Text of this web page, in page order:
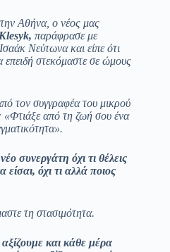
Αθήνα, ο νέος μας
Klesyk, παράφρασε με
Νεύτωνα και είπε ότι
επειδή στεκόμαστε σε ώμους
τον συγγραφέα του μικρού
από τη ζωή σου ένα
συνεργάτη όχι τι θέλεις
είσαι, όχι τι αλλά ποιος
τη στασιμότητα.
αξίζουμε και κάθε μέρα